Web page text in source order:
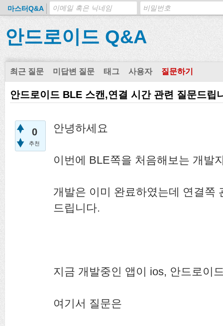
마스터Q&A
안드로이드 Q&A
최근 질문 미답변 질문 태그 사용자 질문하기
안드로이드 BLE 스캔,연결 시간 관련 질문드립
0
추천
안녕하세요
이번에 BLE쪽을 처음해보는 개발
개발은 이미 완료하였는데 연결쪽
드립니다.
지금 개발중인 앱이 ios, 안드로이
여기서 질문은